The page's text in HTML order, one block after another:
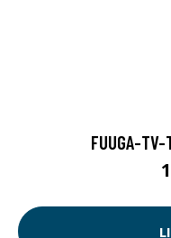
FUUGA-TV-